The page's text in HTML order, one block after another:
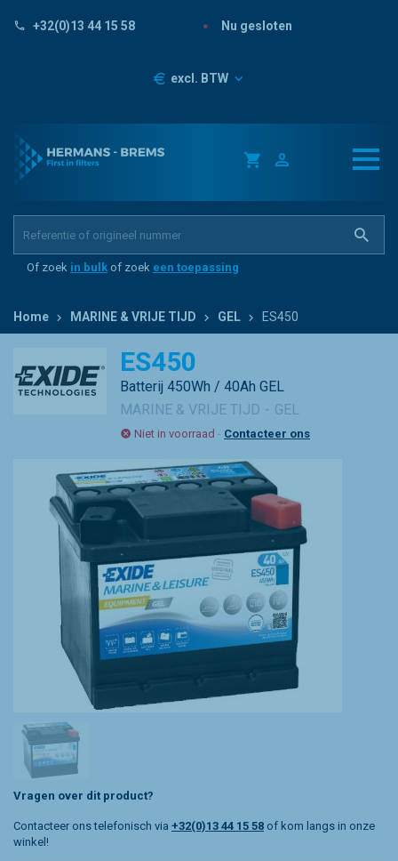
+32(0)13 44 15 58 Nu gesloten
Prijzen
excl. BTW
Of zoek in bulk of zoek een toepassing
Home MARINE & VRIJE TIJD GEL ES450
ES450
Batterij 450Wh / 40Ah GEL
MARINE & VRIJE TIJD
GEL
Niet in voorraad - Contacteer ons
Vragen over dit product?
Contacteer ons telefonisch via +32(0)13 44 15 58 of kom langs in onze
winkel!